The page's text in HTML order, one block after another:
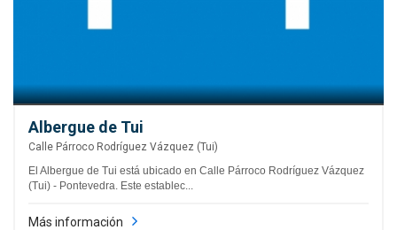
Albergue de Tui
Calle Párroco Rodríguez Vázquez (Tui)
El Albergue de Tui está ubicado en Calle Párroco Rodríguez Vázquez
(Tui) - Pontevedra. Este establec...
Más información